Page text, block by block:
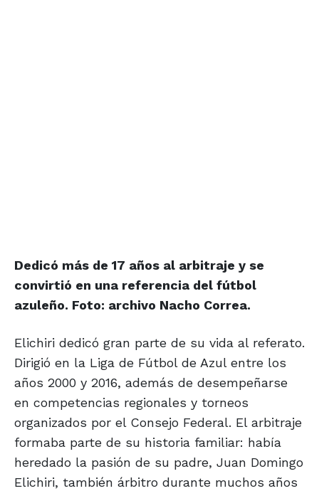
Dedicó más de 17 años al arbitraje y se
convirtió en una referencia del fútbol
azuleño. Foto: archivo Nacho Correa.
Elichiri dedicó gran parte de su vida al referato.
Dirigió en la Liga de Fútbol de Azul entre los
años 2000 y 2016, además de desempeñarse
en competencias regionales y torneos
organizados por el Consejo Federal. El arbitraje
formaba parte de su historia familiar: había
heredado la pasión de su padre, Juan Domingo
Elichiri, también árbitro durante muchos años